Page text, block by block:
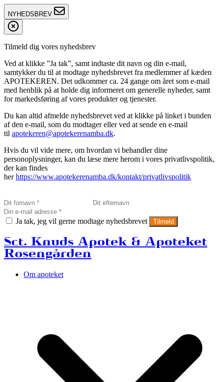
NYHEDSBREV
Tilmeld dig vores nyhedsbrev
Ved at klikke ”Ja tak”, samt indtaste dit navn og din e-mail,
samtykker du til at modtage nyhedsbrevet fra medlemmer af kæden
APOTEKEREN. Det udkommer ca. 24 gange om året som e-mail
med henblik på at holde dig informeret om generelle nyheder, samt
for markedsføring af vores produkter og tjenester.
Du kan altid afmelde nyhedsbrevet ved at klikke på linket i bunden
af den e-mail, som du modtager eller ved at sende en e-mail
til apotekeren@apotekerenamba.dk.
Hvis du vil vide mere, om hvordan vi behandler dine
personoplysninger, kan du læse mere herom i vores privatlivspolitik,
der kan findes
herhttps://www.apotekerenamba.dk/kontakt/privatlivspolitik
Ja tak, jeg vil gerne modtage nyhedsbrevet Tilmeld
Sct. Knuds Apotek & Apoteket
Rosengården
Om apoteket